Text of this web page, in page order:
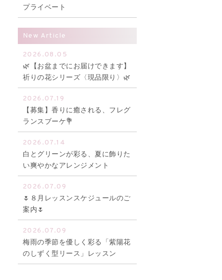
プライベート
New Article
2026.08.05
🌿【お盆までにお届けできます】
祈りの花シリーズ〈現品限り〉🌿
2026.07.19
【募集】香りに癒される、フレグ
ランスブーケ💐
2026.07.14
白とグリーンが彩る、夏に飾りた
い爽やかなアレンジメント
2026.07.09
🌷８月レッスンスケジュールのご
案内🌷
2026.07.09
梅雨の季節を優しく彩る「紫陽花
のしずく型リース」レッスン